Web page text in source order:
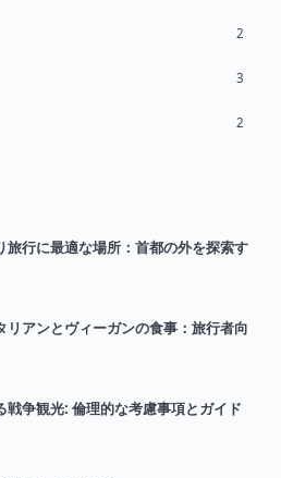
2
3
2
旅行に最適な場所：首都の外を探索す
リアンとヴィーガンの食事：旅行者向
戦争観光: 倫理的な考慮事項とガイド